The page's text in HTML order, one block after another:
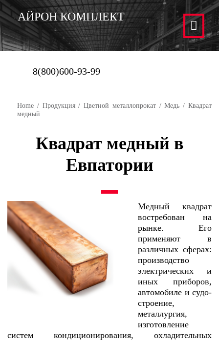
АЙРОН КОМПЛЕКТ
8(800)600-93-99
Home / Продукция/Цветной металлопрокат/Медь / Квадрат
медный
Квадрат медный в
Евпатории
Медный квадрат
востребован на
рынке. Его
применяют в
различных сферах:
производство
электрических и
иных приборов,
автомобиле и судо-
строение,
металлургия,
изготовление
систем кондиционирования, охладительных